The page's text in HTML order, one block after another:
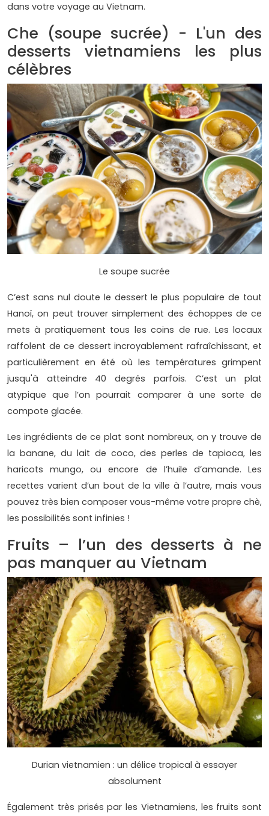
dans votre voyage au Vietnam.
Che (soupe sucrée) - L'un des
desserts vietnamiens les plus
célèbres
Le soupe sucrée
C’est sans nul doute le dessert le plus populaire de tout
Hanoï, on peut trouver simplement des échoppes de ce
mets à pratiquement tous les coins de rue. Les locaux
raffolent de ce dessert incroyablement rafraîchissant, et
particulièrement en été où les températures grimpent
jusqu'à atteindre 40 degrés parfois. C’est un plat
atypique que l’on pourrait comparer à une sorte de
compote glacée.
Les ingrédients de ce plat sont nombreux, on y trouve de
la banane, du lait de coco, des perles de tapioca, les
haricots mungo, ou encore de l’huile d’amande. Les
recettes varient d’un bout de la ville à l’autre, mais vous
pouvez très bien composer vous-même votre propre chè,
les possibilités sont infinies !
Fruits – l’un des desserts à ne
pas manquer au Vietnam
Durian vietnamien : un délice tropical à essayer
absolument
Également très prisés par les Vietnamiens, les fruits sont